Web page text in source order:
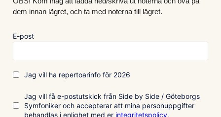
dem innan lägret, och ta med noterna till lägret.